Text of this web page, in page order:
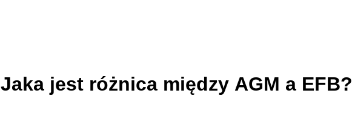
Jaka jest różnica między AGM a EFB?